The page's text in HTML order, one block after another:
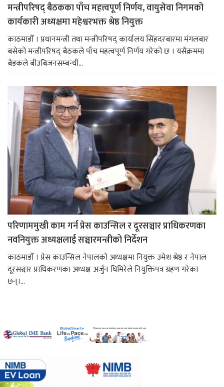
मन्त्रीपरिषद् बैठकका पाँच महत्त्वपूर्ण निर्णय, वायुसेवा निगमको
कार्यकारी अध्यक्षमा महेश्वरभक्त श्रेष्ठ नियुक्त
काठमाडौँ । प्रधानमन्त्री तथा मन्त्रीपरिषद् कार्यालय सिंहदरबारमा मंगलबार
बसेको मन्त्रीपरिषद् बैठकले पाँच महत्वपूर्ण निर्णय गरेको छ । यसैक्रममा
बैडकले बीउबिजनसम्बन्धी...
परिणाममुखी काम गर्न प्रेस काउन्सिल र दूरसञ्चार प्राधिकरणका
नवनियुक्त अध्यक्षलाई सञ्चारमन्त्रीको निर्देशन
काठमाडौँ । प्रेस काउन्सिल नेपालको अध्यक्षमा नियुक्त उमेश श्रेष्ठ र नेपाल
दूरसञ्चार प्राधिकरणका अध्यक्ष अर्जुन घिमिरेले नियुक्तिपत्र ग्रहण गरेका
छन्।...